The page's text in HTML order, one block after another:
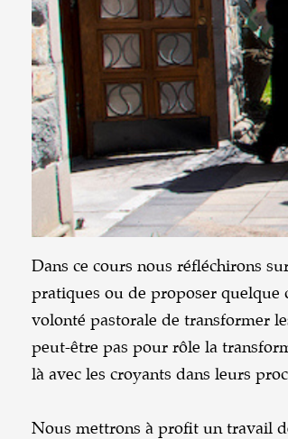
Dans ce cours nous réfléchirons
pratiques ou de proposer quelque
volonté pastorale de transformer
peut-être pas pour rôle la
là avec les croyants dans leurs
Nous mettrons à profit un travail